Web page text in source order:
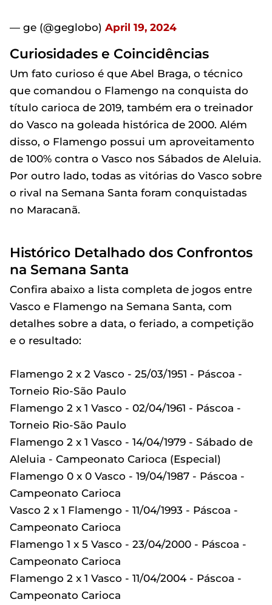
— ge (@geglobo) April 19, 2024
Curiosidades e Coincidências
Um fato curioso é que Abel Braga, o técnico
que comandou o Flamengo na conquista do
título carioca de 2019, também era o treinador
do Vasco na goleada histórica de 2000. Além
disso, o Flamengo possui um aproveitamento
de 100% contra o Vasco nos Sábados de Aleluia.
Por outro lado, todas as vitórias do Vasco sobre
o rival na Semana Santa foram conquistadas
no Maracanã.
Histórico Detalhado dos Confrontos
na Semana Santa
Confira abaixo a lista completa de jogos entre
Vasco e Flamengo na Semana Santa, com
detalhes sobre a data, o feriado, a competição
e o resultado:
Flamengo 2 x 2 Vasco - 25/03/1951 - Páscoa -
Torneio Rio-São Paulo
Flamengo 2 x 1 Vasco - 02/04/1961 - Páscoa -
Torneio Rio-São Paulo
Flamengo 2 x 1 Vasco - 14/04/1979 - Sábado de
Aleluia - Campeonato Carioca (Especial)
Flamengo 0 x 0 Vasco - 19/04/1987 - Páscoa -
Campeonato Carioca
Vasco 2 x 1 Flamengo - 11/04/1993 - Páscoa -
Campeonato Carioca
Flamengo 1 x 5 Vasco - 23/04/2000 - Páscoa -
Campeonato Carioca
Flamengo 2 x 1 Vasco - 11/04/2004 - Páscoa -
Campeonato Carioca